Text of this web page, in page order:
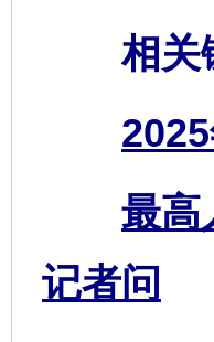
相关
最高
记者问
东山县通报“牛蛙产品